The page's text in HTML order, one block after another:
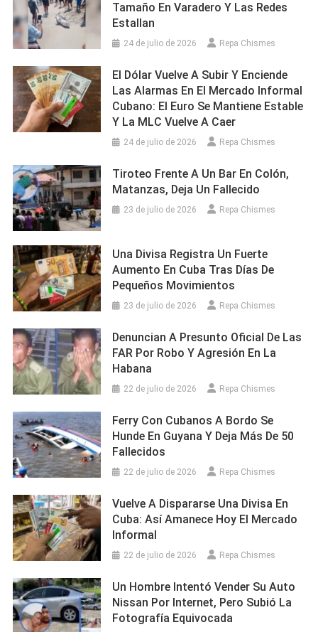
Tamaño En Varadero Y Las Redes
Estallan
24 de julio de 2026 Repa Chismes
El Dólar Vuelve A Subir Y Enciende
Las Alarmas En El Mercado Informal
Cubano: El Euro Se Mantiene Estable
Y La MLC Vuelve A Caer
24 de julio de 2026 Repa Chismes
Tiroteo Frente A Un Bar En Colón,
Matanzas, Deja Un Fallecido
23 de julio de 2026 Repa Chismes
Una Divisa Registra Un Fuerte
Aumento En Cuba Tras Días De
Pequeños Movimientos
23 de julio de 2026 Repa Chismes
Denuncian A Presunto Oficial De Las
FAR Por Robo Y Agresión En La
Habana
22 de julio de 2026 Repa Chismes
Ferry Con Cubanos A Bordo Se
Hunde En Guyana Y Deja Más De 50
Fallecidos
22 de julio de 2026 Repa Chismes
Vuelve A Dispararse Una Divisa En
Cuba: Así Amanece Hoy El Mercado
Informal
22 de julio de 2026 Repa Chismes
Un Hombre Intentó Vender Su Auto
Nissan Por Internet, Pero Subió La
Fotografía Equivocada